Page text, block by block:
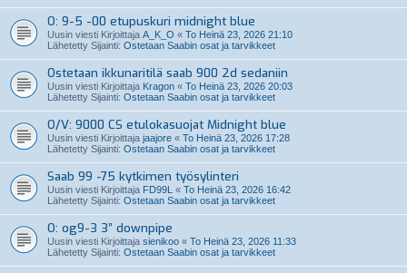
O: 9-5 -00 etupuskuri midnight blue
Uusin viesti Kirjoittaja A_K_O « To Heinä 23, 2026 21:10
Lähetetty Sijainti: Ostetaan Saabin osat ja tarvikkeet
Ostetaan ikkunaritilä saab 900 2d sedaniin
Uusin viesti Kirjoittaja Kragon « To Heinä 23, 2026 20:03
Lähetetty Sijainti: Ostetaan Saabin osat ja tarvikkeet
O/V: 9000 CS etulokasuojat Midnight blue
Uusin viesti Kirjoittaja jaajore « To Heinä 23, 2026 17:28
Lähetetty Sijainti: Ostetaan Saabin osat ja tarvikkeet
Saab 99 -75 kytkimen työsylinteri
Uusin viesti Kirjoittaja FD99L « To Heinä 23, 2026 16:42
Lähetetty Sijainti: Ostetaan Saabin osat ja tarvikkeet
O: og9-3 3” downpipe
Uusin viesti Kirjoittaja sienikoo « To Heinä 23, 2026 11:33
Lähetetty Sijainti: Ostetaan Saabin osat ja tarvikkeet